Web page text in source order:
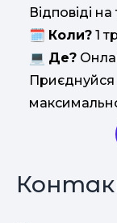
Відповіді
🗓 Коли? 1
💻 Де?
Приєднуйся